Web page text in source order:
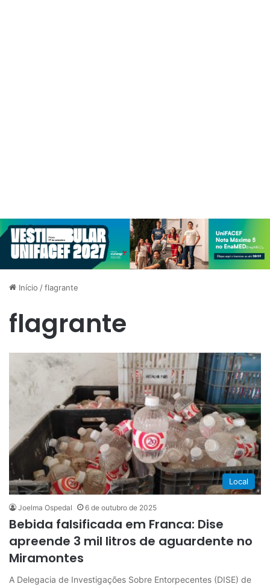
Início /flagrante
flagrante
Local
Joelma Ospedal 6 de outubro de 2025
Bebida falsificada em Franca: Dise
apreende 3 mil litros de aguardente no
Miramontes
A Delegacia de Investigações Sobre Entorpecentes (DISE) de